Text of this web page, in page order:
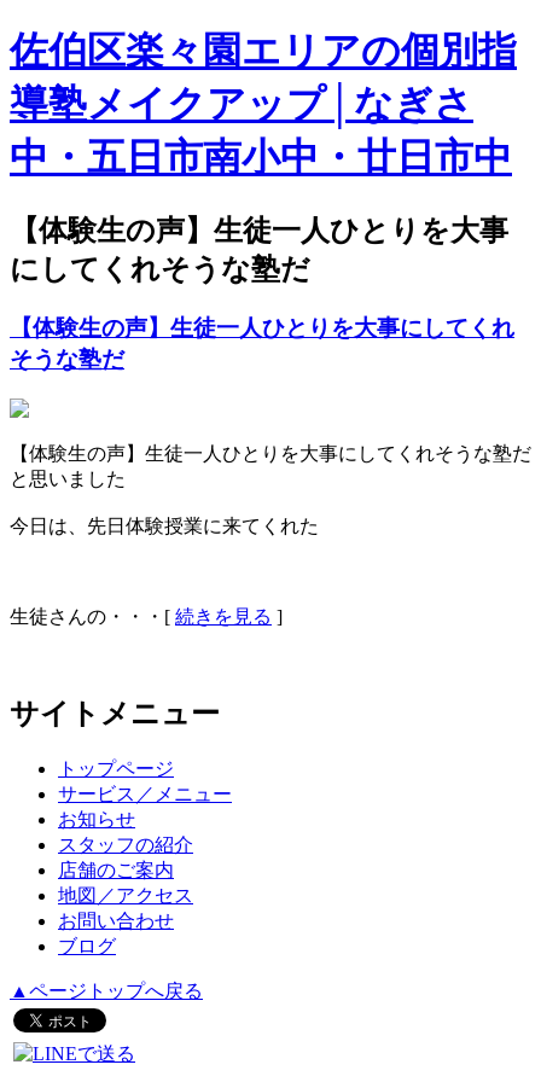
佐伯区楽々園エリアの個別指
導塾メイクアップ│なぎさ
中・五日市南小中・廿日市中
【体験生の声】生徒一人ひとりを大事
にしてくれそうな塾だ
【体験生の声】生徒一人ひとりを大事にしてくれ
そうな塾だ
【体験生の声】生徒一人ひとりを大事にしてくれそうな塾だ
と思いました
今日は、先日体験授業に来てくれた
生徒さんの・・・[ 続きを見る ]
サイトメニュー
トップページ
サービス／メニュー
お知らせ
スタッフの紹介
店舗のご案内
地図／アクセス
お問い合わせ
ブログ
▲ページトップへ戻る